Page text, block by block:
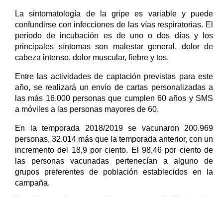
La sintomatología de la gripe es variable y puede
confundirse con infecciones de las vías respiratorias. El
período de incubación es de uno o dos días y los
principales síntomas son malestar general, dolor de
cabeza intenso, dolor muscular, fiebre y tos.
Entre las actividades de captación previstas para este
año, se realizará un envío de cartas personalizadas a
las más 16.000 personas que cumplen 60 años y SMS
a móviles a las personas mayores de 60.
En la temporada 2018/2019 se vacunaron 200.969
personas, 32.014 más que la temporada anterior, con un
incremento del 18,9 por ciento. El 98,46 por ciento de
las personas vacunadas pertenecían a alguno de
grupos preferentes de población establecidos en la
campaña.